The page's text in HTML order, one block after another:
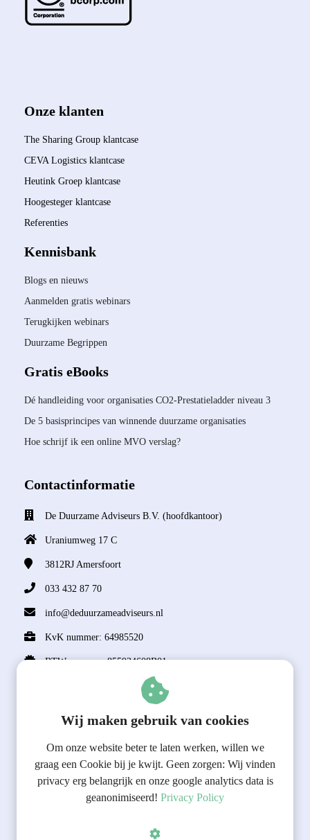
Onze klanten
The Sharing Group klantcase
CEVA Logistics klantcase
Heutink Groep klantcase
Hoogesteger klantcase
Referenties
Kennisbank
Blogs en nieuws
Aanmelden gratis webinars
Terugkijken webinars
Duurzame Begrippen
Gratis eBooks
Dé handleiding voor organisaties CO2-Prestatieladder niveau 3
De 5 basisprincipes van winnende duurzame organisaties
Hoe schrijf ik een online MVO verslag?
Contactinformatie
De Duurzame Adviseurs B.V. (hoofdkantoor)
Uraniumweg 17 C
3812RJ Amersfoort
033 432 87 70
info@deduurzameadviseurs.nl
KvK nummer: 64985520
BTW nummer: 855934608B01
Algemene Voorwaarden
Privacy Policy
Over ons
Wij maken gebruik van cookies
Om onze website beter te laten werken, willen we
graag een Cookie bij je kwijt. Geen zorgen: Wij vinden
privacy erg belangrijk en onze google analytics data is
geanonimiseerd! Privacy Policy